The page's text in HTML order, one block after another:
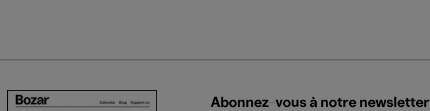
Abonnez-vous à notre newsletter